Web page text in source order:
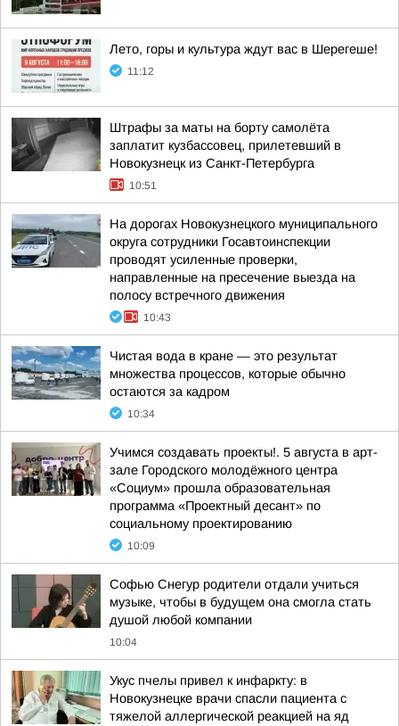
Лето, горы и культура ждут вас в Шерегеше!
11:12
Штрафы за маты на борту самолёта
заплатит кузбассовец, прилетевший в
Новокузнецк из Санкт-Петербурга
10:51
На дорогах Новокузнецкого муниципального
округа сотрудники Госавтоинспекции
проводят усиленные проверки,
направленные на пресечение выезда на
полосу встречного движения
10:43
Чистая вода в кране — это результат
множества процессов, которые обычно
остаются за кадром
10:34
Учимся создавать проекты!. 5 августа в арт-
зале Городского молодёжного центра
«Социум» прошла образовательная
программа «Проектный десант» по
социальному проектированию
10:09
Софью Снегур родители отдали учиться
музыке, чтобы в будущем она смогла стать
душой любой компании
10:04
Укус пчелы привел к инфаркту: в
Новокузнецке врачи спасли пациента с
тяжелой аллергической реакцией на яд